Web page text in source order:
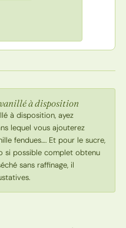
à disposition
à disposition, ayez
lequel vous ajouterez
fendues…. Et pour le sucre,
si possible complet obtenu
sans raffinage, il